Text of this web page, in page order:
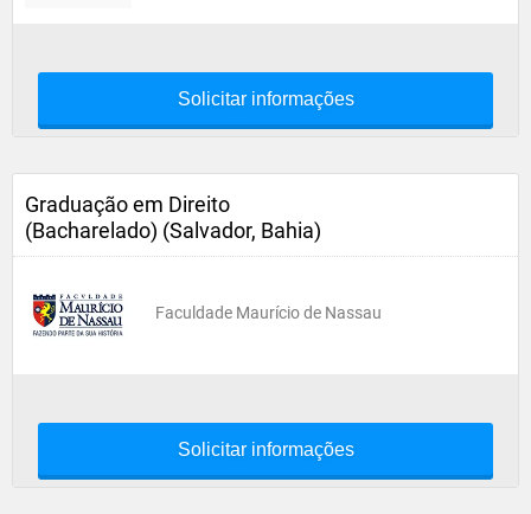
Solicitar informações
Graduação em Direito
(Bacharelado) (Salvador, Bahia)
Faculdade Maurício de Nassau
Solicitar informações